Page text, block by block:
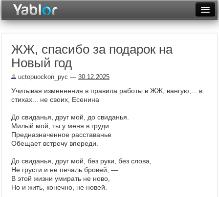
Неделя
Фототоп
Видеотоп
ЖЖ, спасибо за подарок на
Новый год
uctopuockon_pyc — 30.12.2025
Учитывая изменнения в правила работы в ЖЖ, вангую,... в
стихах... не своих, Есенина
До свиданья, друг мой, до свиданья.
Милый мой, ты у меня в груди.
Предназначенное расставанье
Обещает встречу впереди.
До свиданья, друг мой, без руки, без слова,
Не грусти и не печаль бровей, —
В этой жизни умирать не ново,
Но и жить, конечно, не новей.